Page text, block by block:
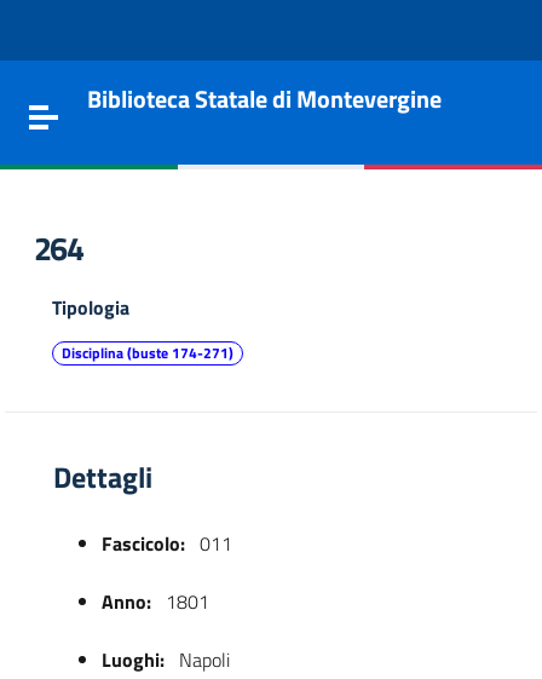
Toggle navigation
Biblioteca Statale di Montevergine
264
Tipologia
Disciplina (buste 174-271)
Dettagli
Fascicolo: 011
Anno: 1801
Luoghi: Napoli